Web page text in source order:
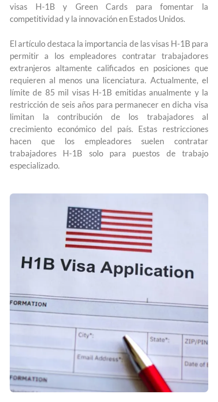
visas H-1B y Green Cards para fomentar la
competitividad y la innovación en Estados Unidos.
El artículo destaca la importancia de las visas H-1B para
permitir a los empleadores contratar trabajadores
extranjeros altamente calificados en posiciones que
requieren al menos una licenciatura. Actualmente, el
límite de 85 mil visas H-1B emitidas anualmente y la
restricción de seis años para permanecer en dicha visa
limitan la contribución de los trabajadores al
crecimiento económico del país. Estas restricciones
hacen que los empleadores suelen contratar
trabajadores H-1B solo para puestos de trabajo
especializado.